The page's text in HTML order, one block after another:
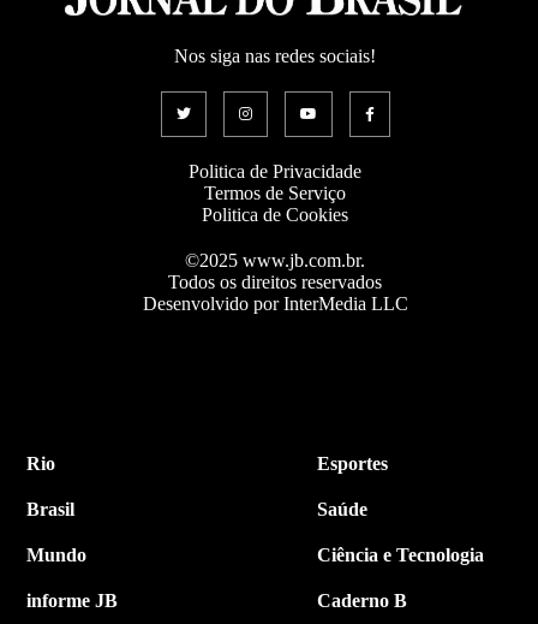
Nos siga nas redes sociais!
Politica de Privacidade
Termos de Serviço
Politica de Cookies
©2025 www.jb.com.br.
Todos os direitos reservados
Desenvolvido por InterMedia LLC
Rio
Brasil
Mundo
informe JB
Esportes
Saúde
Ciência e Tecnologia
Caderno B